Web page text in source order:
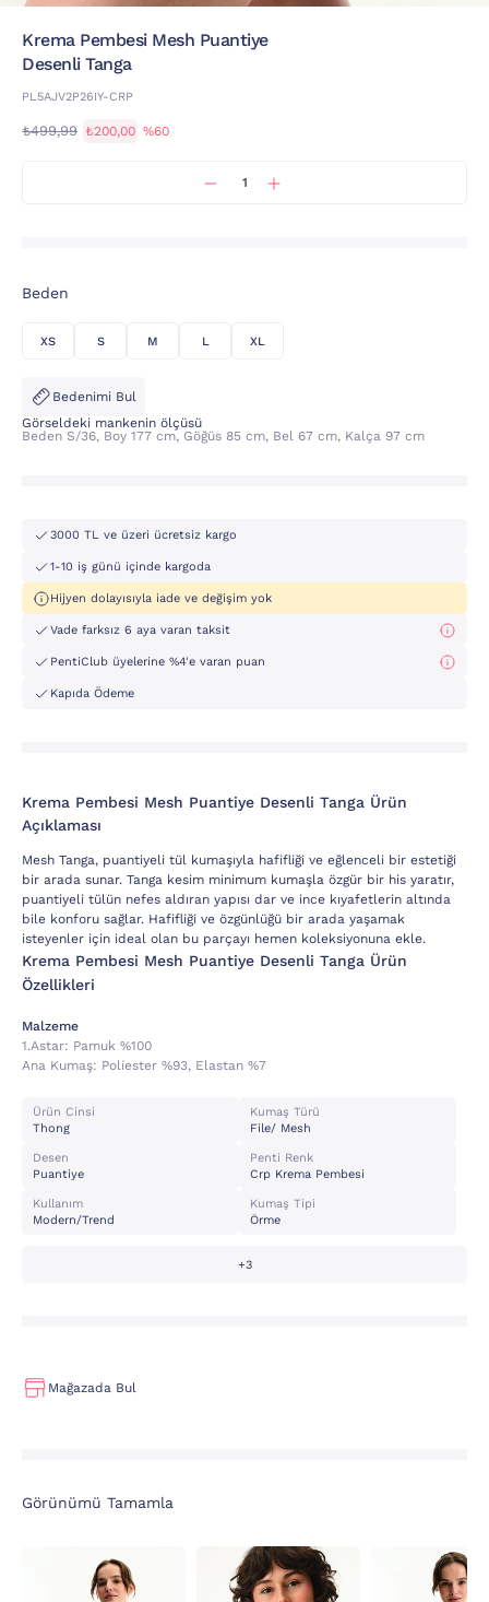
Krema Pembesi Mesh Puantiye
Desenli Tanga
PL5AJV2P26IY-CRP
₺499,99 ₺200,00 %60
Beden
XS S M L XL
Bedenimi Bul
Görseldeki mankenin ölçüsü
Beden S/36, Boy 177 cm, Göğüs 85 cm, Bel 67 cm, Kalça 97 cm
3000 TL ve üzeri ücretsiz kargo
1-10 iş günü içinde kargoda
Hijyen dolayısıyla iade ve değişim yok
Vade farksız 6 aya varan taksit
PentiClub üyelerine %4'e varan puan
Kapıda Ödeme
Krema Pembesi Mesh Puantiye Desenli Tanga Ürün
Açıklaması
Mesh Tanga, puantiyeli tül kumaşıyla hafifliği ve eğlenceli bir estetiği
bir arada sunar. Tanga kesim minimum kumaşla özgür bir his yaratır,
puantiyeli tülün nefes aldıran yapısı dar ve ince kıyafetlerin altında
bile konforu sağlar. Hafifliği ve özgünlüğü bir arada yaşamak
isteyenler için ideal olan bu parçayı hemen koleksiyonuna ekle.
Krema Pembesi Mesh Puantiye Desenli Tanga Ürün
Özellikleri
Malzeme
1.astar: Pamuk %100
Ana Kumaş: Poli̇ester %93, Elastan %7
Ürün Cinsi
Thong
Kumaş Türü
File/ Mesh
Desen
Puantiye
Penti Renk
Crp Krema Pembesi
Kullanım
Modern/trend
Kumaş Tipi
Örme
+3
Mağazada Bul
Görünümü Tamamla